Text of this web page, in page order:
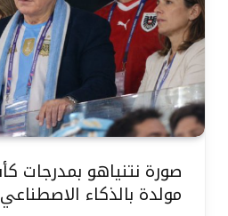
مولدة بالذكاء الاصطناعي